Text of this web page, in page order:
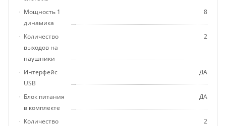
Мощность 1
динамика
8
Количество
выходов на
наушники
2
Интерфейс
USB
ДА
Блок питания
в комплекте
ДА
Количество
2